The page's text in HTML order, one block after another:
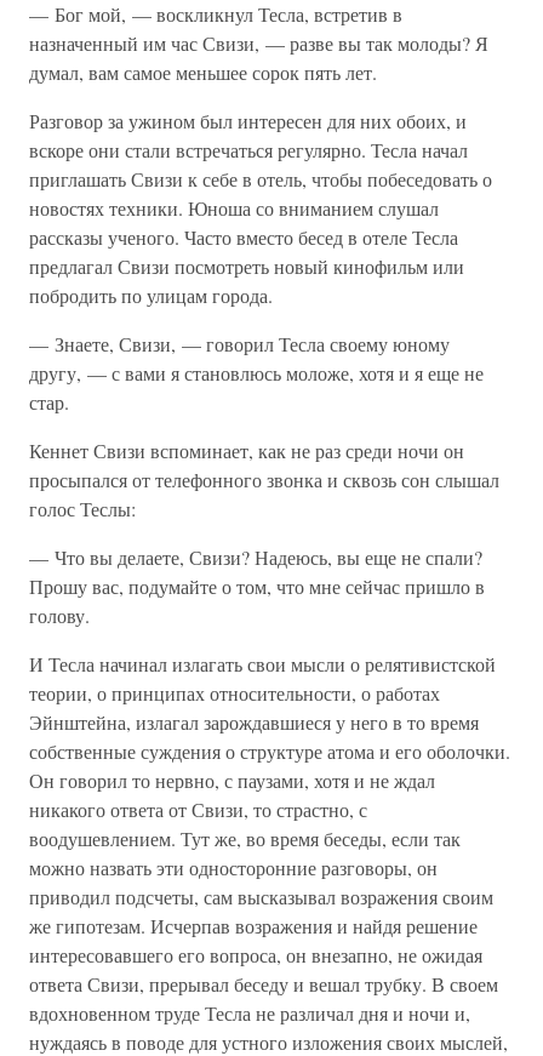
— Бог мой, — воскликнул Тесла, встретив в
назначенный им час Свизи, — разве вы так молоды? Я
думал, вам самое меньшее сорок пять лет.
Разговор за ужином был интересен для них обоих, и
вскоре они стали встречаться регулярно. Тесла начал
приглашать Свизи к себе в отель, чтобы побеседовать о
новостях техники. Юноша со вниманием слушал
рассказы ученого. Часто вместо бесед в отеле Тесла
предлагал Свизи посмотреть новый кинофильм или
побродить по улицам города.
— Знаете, Свизи, — говорил Тесла своему юному
другу, — с вами я становлюсь моложе, хотя и я еще не
стар.
Кеннет Свизи вспоминает, как не раз среди ночи он
просыпался от телефонного звонка и сквозь сон слышал
голос Теслы:
— Что вы делаете, Свизи? Надеюсь, вы еще не спали?
Прошу вас, подумайте о том, что мне сейчас пришло в
голову.
И Тесла начинал излагать свои мысли о релятивистской
теории, о принципах относительности, о работах
Эйнштейна, излагал зарождавшиеся у него в то время
собственные суждения о структуре атома и его оболочки.
Он говорил то нервно, с паузами, хотя и не ждал
никакого ответа от Свизи, то страстно, с
воодушевлением. Тут же, во время беседы, если так
можно назвать эти односторонние разговоры, он
приводил подсчеты, сам высказывал возражения своим
же гипотезам. Исчерпав возражения и найдя решение
интересовавшего его вопроса, он внезапно, не ожидая
ответа Свизи, прерывал беседу и вешал трубку. В своем
вдохновенном труде Тесла не различал дня и ночи и,
нуждаясь в поводе для устного изложения своих мыслей,